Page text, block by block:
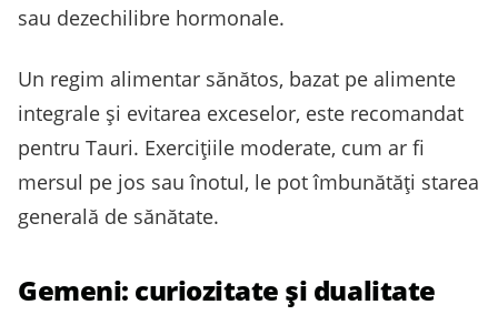
sau dezechilibre hormonale.
Un regim alimentar sănătos, bazat pe alimente
integrale și evitarea exceselor, este recomandat
pentru Tauri. Exercițiile moderate, cum ar fi
mersul pe jos sau înotul, le pot îmbunătăți starea
generală de sănătate.
Gemeni: curiozitate și dualitate